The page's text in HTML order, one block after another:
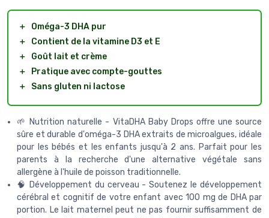
＋
Oméga-3 DHA pur
＋
Contient de la vitamine D3 et E
＋
Goût lait et crème
＋
Pratique avec compte-gouttes
＋
Sans gluten ni lactose
🌱 Nutrition naturelle - VitaDHA Baby Drops offre une source
sûre et durable d'oméga-3 DHA extraits de microalgues, idéale
pour les bébés et les enfants jusqu'à 2 ans. Parfait pour les
parents à la recherche d'une alternative végétale sans
allergène à l'huile de poisson traditionnelle.
🧠 Développement du cerveau - Soutenez le développement
cérébral et cognitif de votre enfant avec 100 mg de DHA par
portion. Le lait maternel peut ne pas fournir suffisamment de